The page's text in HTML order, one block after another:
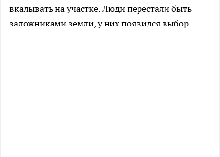
вкалывать на участке. Люди перестали быть
заложниками земли, у них появился выбор.